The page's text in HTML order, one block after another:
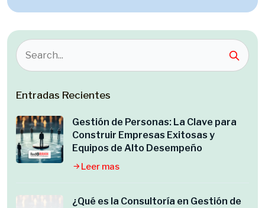
Entradas Recientes
Gestión de Personas: La Clave para
Construir Empresas Exitosas y
Equipos de Alto Desempeño
Leer mas
¿Qué es la Consultoría en Gestión de